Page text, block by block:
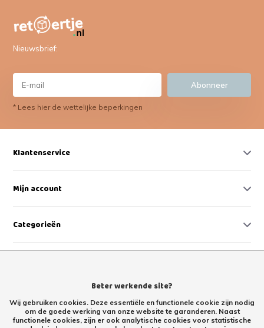
Nieuwsbrief:
Abonneer
* Lees hier de wettelijke beperkingen
Klantenservice
Mijn account
Categorieën
Beter werkende site?
Wij gebruiken cookies. Deze essentiële en functionele cookie zijn nodig
om de goede werking van onze website te garanderen. Naast
functionele cookies, zijn er ook analytische cookies voor statistische